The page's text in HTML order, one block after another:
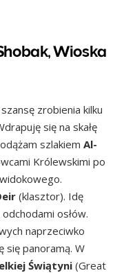
Wioska
zrobienia kilku
się na skałę
szlakiem Al-
Królewskimi po
(klasztor). Idę
osłów.
naprzeciwko
się panoramą. W
Świątyni(Great